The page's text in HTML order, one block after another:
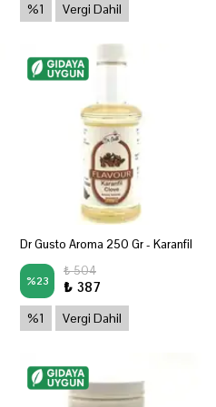
%1 Vergi Dahil
Dr Gusto Aroma 250 Gr - Karanfil
%23
₺ 504
₺ 387
%1 Vergi Dahil